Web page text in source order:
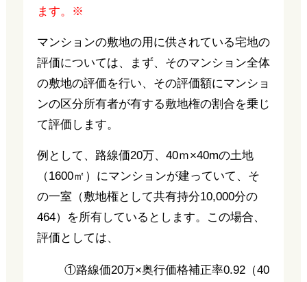
ます。※
マンションの敷地の用に供されている宅地の
評価については、まず、そのマンション全体
の敷地の評価を行い、その評価額にマンショ
ンの区分所有者が有する敷地権の割合を乗じ
て評価します。
例として、路線価20万、40ｍ×40mの土地
（1600㎡）にマンションが建っていて、そ
の一室（敷地権として共有持分10,000分の
464）を所有しているとします。この場合、
評価としては、
①路線価20万×奥行価格補正率0.92（40